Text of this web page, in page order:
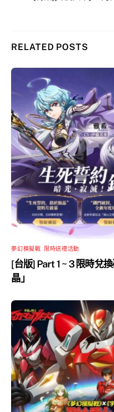
RELATED POSTS
夢幻模擬戰 限時送禮活動
[台版] Part 1 ~ 3 限時兌
晶」